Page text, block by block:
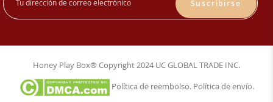
Suscribirse
Honey Play Box® Copyright 2024 UC GLOBAL TRADE INC.
Política de reembolso. Política de envío.